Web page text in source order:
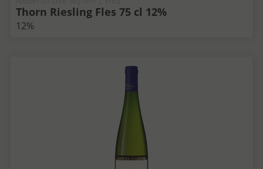
Thorn Riesling Fles 75 cl 12%
12%